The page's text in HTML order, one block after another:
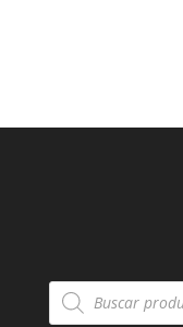
Búsqueda
de